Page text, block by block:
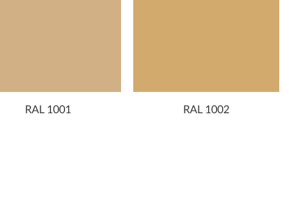
RAL 1001 RAL 1002